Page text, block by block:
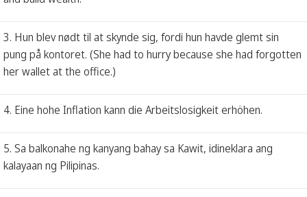
3. Hun blev nødt til at skynde sig, fordi hun havde glemt sin
pung på kontoret. (She had to hurry because she had forgotten
her wallet at the office.)
4. Eine hohe Inflation kann die Arbeitslosigkeit erhöhen.
5. Sa balkonahe ng kanyang bahay sa Kawit, idineklara ang
kalayaan ng Pilipinas.